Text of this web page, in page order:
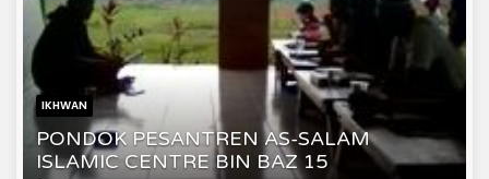
IKHWAN
PONDOK PESANTREN AS-SALAM
ISLAMIC CENTRE BIN BAZ 15